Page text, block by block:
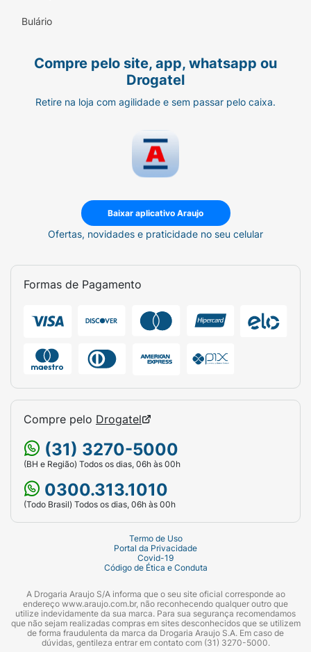
Bulário
Compre pelo site, app, whatsapp ou
Drogatel
Retire na loja com agilidade e sem passar pelo caixa.
Baixar aplicativo Araujo
Ofertas, novidades e praticidade no seu celular
Formas de Pagamento
Compre pelo Drogatel
(31) 3270-5000
(BH e Região) Todos os dias, 06h às 00h
0300.313.1010
(Todo Brasil) Todos os dias, 06h às 00h
Termo de Uso
Portal da Privacidade
Covid-19
Código de Ética e Conduta
A Drogaria Araujo S/A informa que o seu site oficial corresponde ao
endereço www.araujo.com.br, não reconhecendo qualquer outro que
utilize indevidamente da sua marca. Para sua segurança recomendamos
que não sejam realizadas compras em sites desconhecidos que se utilizem
de forma fraudulenta da marca da Drogaria Araujo S.A. Em caso de
dúvidas, gentileza entrar em contato com (31) 3270-5000.